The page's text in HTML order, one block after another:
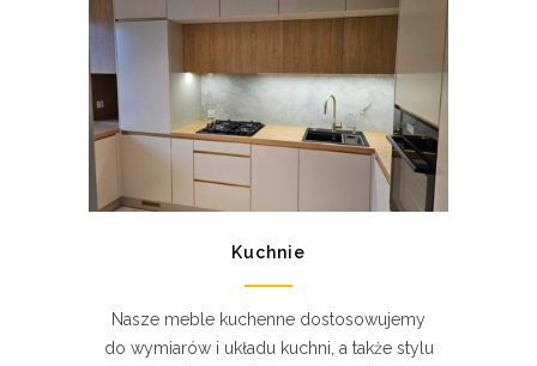
Kuchnie
Nasze meble kuchenne dostosowujemy
do wymiarów i układu kuchni, a także stylu